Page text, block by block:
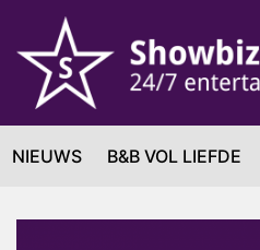
NIEUWS B&B VOL LIEFDE